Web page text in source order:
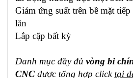
Giảm ứng suất trên bề mặt
lăn
Lắp cặp bất kỳ
Danh mục đầy đủ vòng bi
CNC được tổng hợp click tại